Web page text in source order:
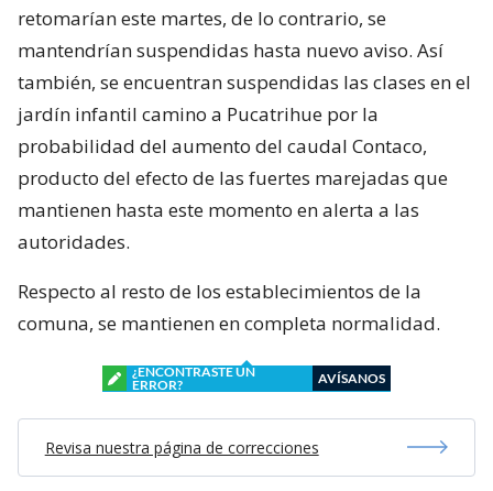
retomarían este martes, de lo contrario, se
mantendrían suspendidas hasta nuevo aviso. Así
también, se encuentran suspendidas las clases en el
jardín infantil camino a Pucatrihue por la
probabilidad del aumento del caudal Contaco,
producto del efecto de las fuertes marejadas que
mantienen hasta este momento en alerta a las
autoridades.
Respecto al resto de los establecimientos de la
comuna, se mantienen en completa normalidad.
¿ENCONTRASTE UN
ERROR?
AVÍSANOS
Revisa nuestra página de correcciones